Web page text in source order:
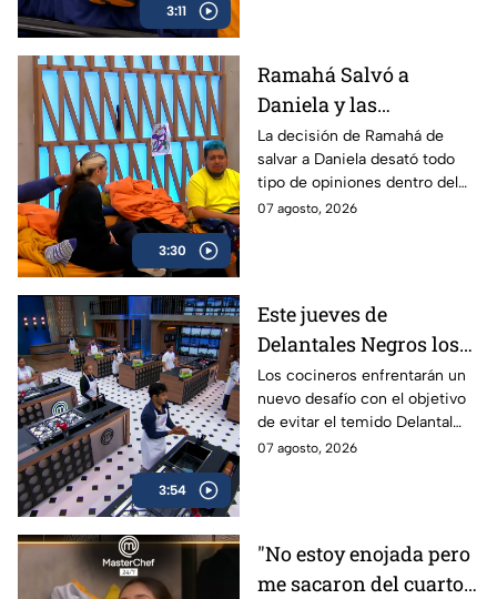
3:11
3:30
Ramahá Salvó a
Daniela y las
reacciones dentro de
MasterChef 24/7 no se
hicieron esperar, ¿Fue
la mejor decisión?
La decisión de Ramahá de
salvar a Daniela desató todo
tipo de opiniones dentro del
Universo MasterChef 24/7.
07 agosto, 2026
3:54
Este jueves de
Delantales Negros los
Cocineros jugarán su
suerte con dos Retos
muy especiales en
MasterChef 24/7
Los cocineros enfrentarán un
nuevo desafío con el objetivo
de evitar el temido Delantal
Negro en MasterChef 24/7.
07 agosto, 2026
"No estoy enojada pero
me sacaron del cuarto":